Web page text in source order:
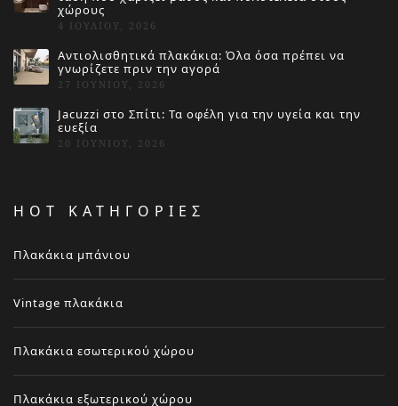
χώρους
4 ΙΟΥΛΊΟΥ, 2026
Αντιολισθητικά πλακάκια: Όλα όσα πρέπει να
γνωρίζετε πριν την αγορά
27 ΙΟΥΝΊΟΥ, 2026
Jacuzzi στο Σπίτι: Τα οφέλη για την υγεία και την
ευεξία
20 ΙΟΥΝΊΟΥ, 2026
HOT ΚΑΤΗΓΟΡΙΕΣ
Πλακάκια μπάνιου
Vintage πλακάκια
Πλακάκια εσωτερικού χώρου
Πλακάκια εξωτερικού χώρου